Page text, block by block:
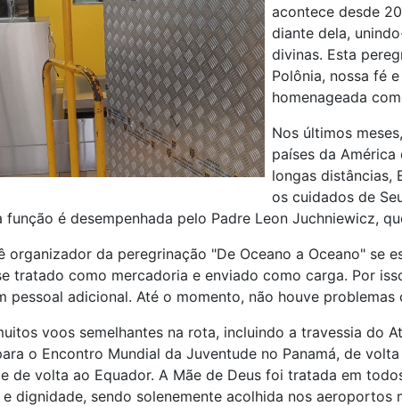
acontece desde
diante dela,
divinas. Esta
Polônia, nossa fé
homenageada
Nos últimos
países da
longas distâncias,
os cuidados de
função é desempenhada pelo Padre Leon Juchniewicz,
organizador da peregrinação "De Oceano a Oceano" se
tratado como mercadoria e enviado como carga. Por
pessoal adicional. Até o momento, não houve problemas
voos semelhantes na rota, incluindo a travessia do
o Encontro Mundial da Juventude no Panamá, de
de volta ao Equador. A Mãe de Deus foi tratada em
dignidade, sendo solenemente acolhida nos